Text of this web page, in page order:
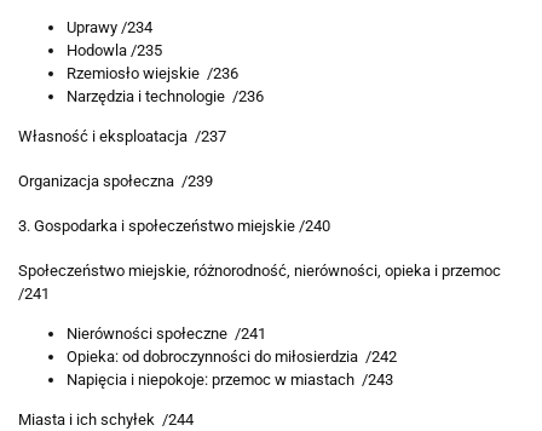
Uprawy /234
Hodowla /235
Rzemiosło wiejskie /236
Narzędzia i technologie /236
Własność i eksploatacja /237
Organizacja społeczna /239
3. Gospodarka i społeczeństwo miejskie /240
Społeczeństwo miejskie, różnorodność, nierówności, opieka i przemoc
/241
Nierówności społeczne /241
Opieka: od dobroczynności do miłosierdzia /242
Napięcia i niepokoje: przemoc w miastach /243
Miasta i ich schyłek /244